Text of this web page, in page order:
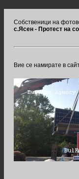
Собственици на
с.Ясен - Протест на
Вие се намирате в